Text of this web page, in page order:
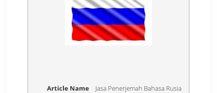
Article Name
Jasa Penerjemah Bahasa Rusia